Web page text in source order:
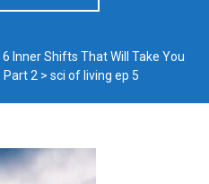
Inner Shifts That Will Take You
Part 2 > sci of living ep 5